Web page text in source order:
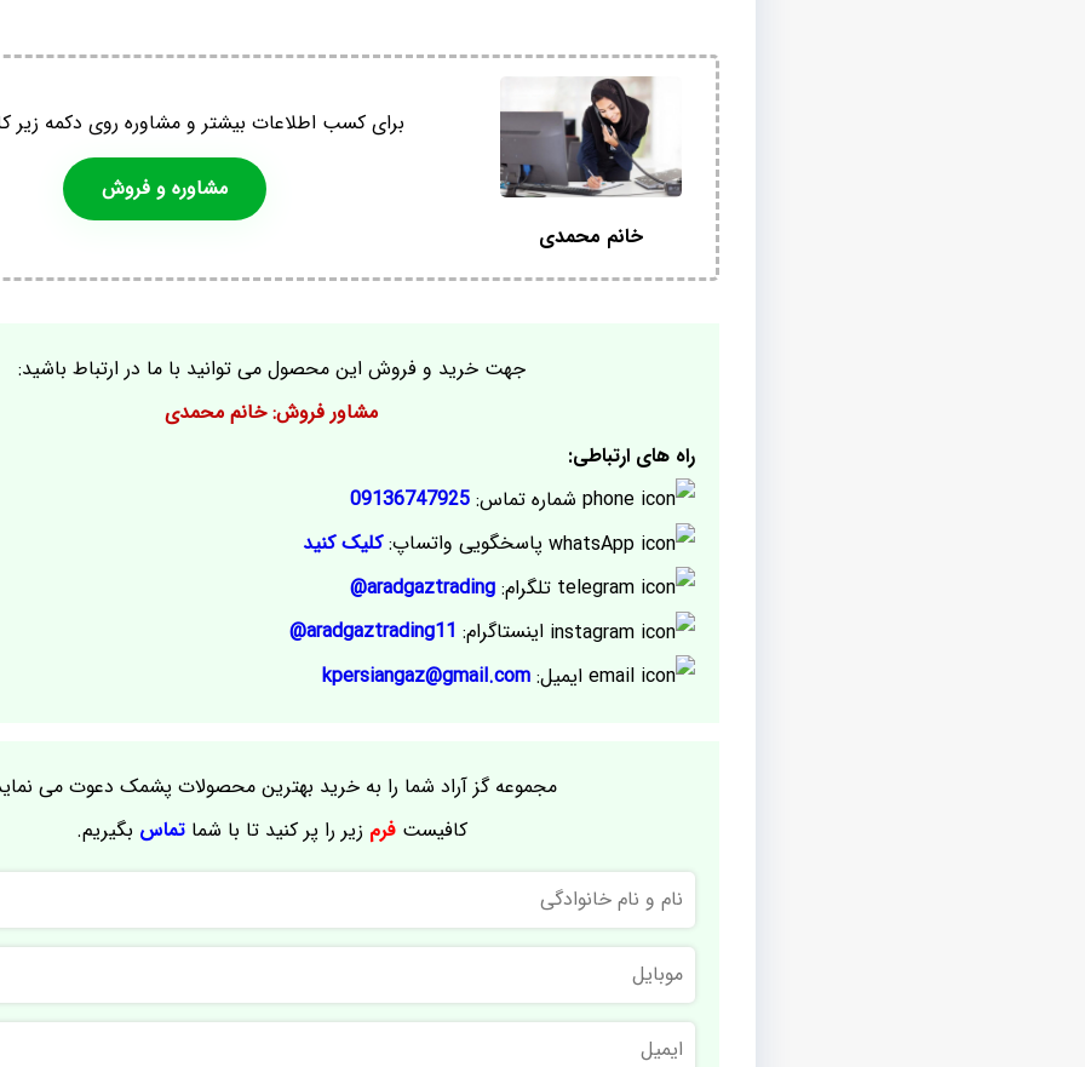
خانم محمدی
برای کسب اطلاعات بیشتر و مشاوره روی دکمه زیر
مشاوره و فروش
جهت خرید و فروش این محصول می توانید با ما در ارتباط باشید:
مشاور فروش: خانم محمدی
راه های ارتباطی:
شماره تماس: 09136747925
پاسخگویی واتساپ:کلیک کنید
تلگرام: aradgaztrading@
اینستاگرام: aradgaztrading11@
ایمیل: kpersiangaz@gmail.com
مجموعه گز آراد شما را به خرید بهترین محصولات پشمک دعوت می
کافیستفرم زیر را پر کنید تا با شماتماس بگیریم.
و
نام
خانوادگی
موبایل
ایمیل